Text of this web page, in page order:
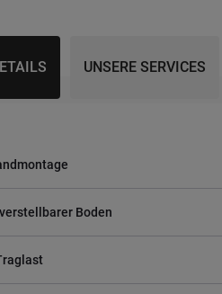
Boden
UNSERE SERVICES